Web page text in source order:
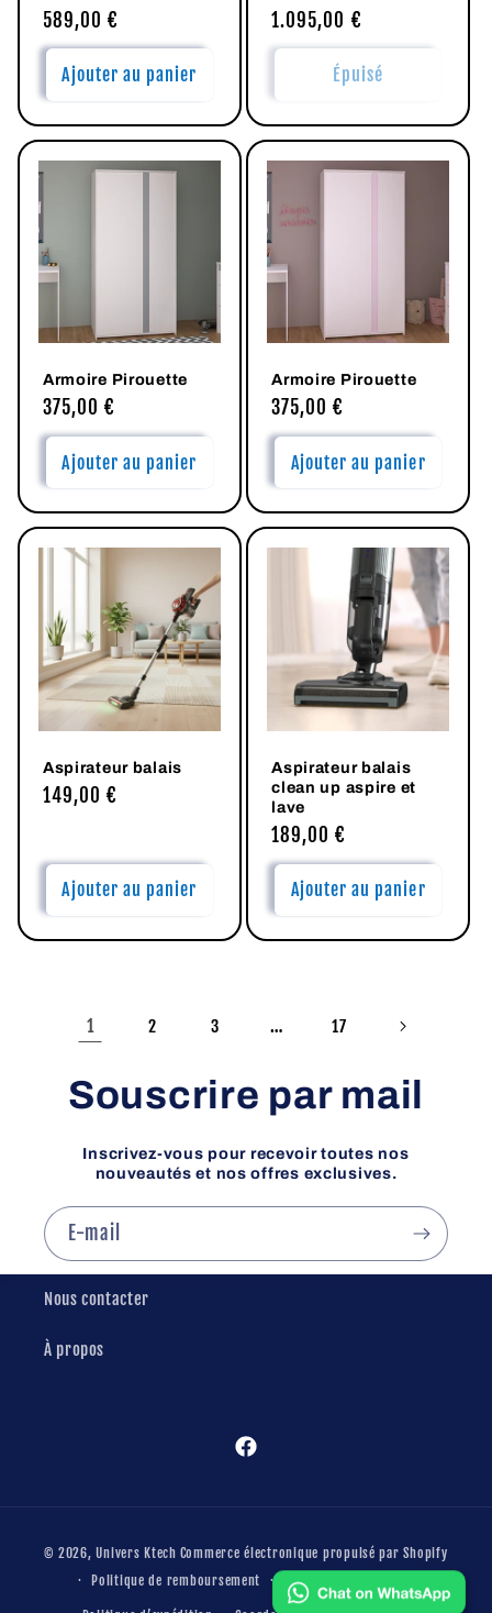
Prix
habituel
589,00 €
Ajouter au panier
Prix
habituel
1.095,00 €
Épuisé
Armoire Pirouette
Prix
habituel
375,00 €
Ajouter au panier
Armoire Pirouette
Prix
habituel
375,00 €
Ajouter au panier
Aspirateur balais
Prix
149,00 €
Ajouter au panier
Aspirateur balais
clean up aspire et
lave
Prix
habituel
189,00 €
Ajouter au panier
1 2 3 … 17
Souscrire par mail
Inscrivez-vous pour recevoir toutes nos
nouveautés et nos offres exclusives.
E-mail
Nous contacter
À propos
Facebook
paiement
© 2026,Univers Ktech Commerce électronique propulsé par Shopify
Politique de remboursement
Conditions d’utilisation